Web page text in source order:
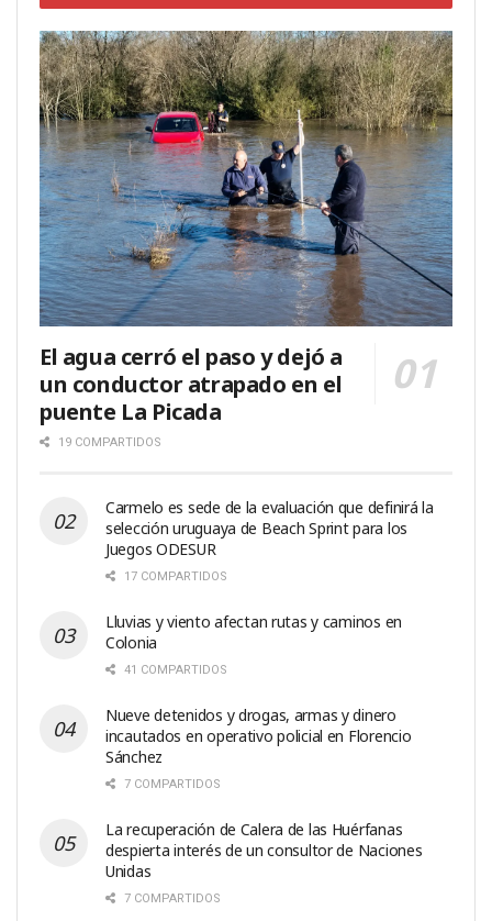
El agua cerró el paso y dejó a
un conductor atrapado en el
puente La Picada
19 COMPARTIDOS
Carmelo es sede de la evaluación que definirá la
selección uruguaya de Beach Sprint para los
Juegos ODESUR
17 COMPARTIDOS
Lluvias y viento afectan rutas y caminos en
Colonia
41 COMPARTIDOS
Nueve detenidos y drogas, armas y dinero
incautados en operativo policial en Florencio
Sánchez
7 COMPARTIDOS
La recuperación de Calera de las Huérfanas
despierta interés de un consultor de Naciones
Unidas
7 COMPARTIDOS